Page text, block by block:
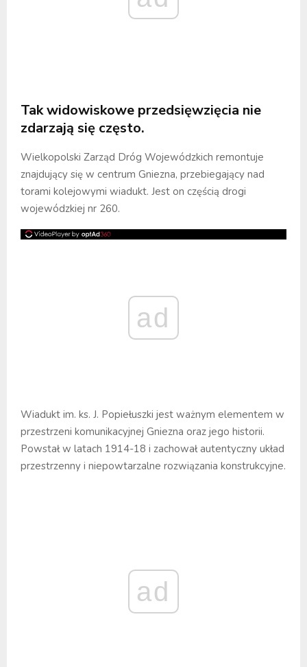
Tak widowiskowe przedsięwzięcia nie
zdarzają się często.
Wielkopolski Zarząd Dróg Wojewódzkich remontuje
znajdujący się w centrum Gniezna, przebiegający nad
torami kolejowymi wiadukt. Jest on częścią drogi
wojewódzkiej nr 260.
ad
Wiadukt im. ks. J. Popiełuszki jest ważnym elementem w
przestrzeni komunikacyjnej Gniezna oraz jego historii.
Powstał w latach 1914-18 i zachował autentyczny układ
przestrzenny i niepowtarzalne rozwiązania konstrukcyjne.
ad